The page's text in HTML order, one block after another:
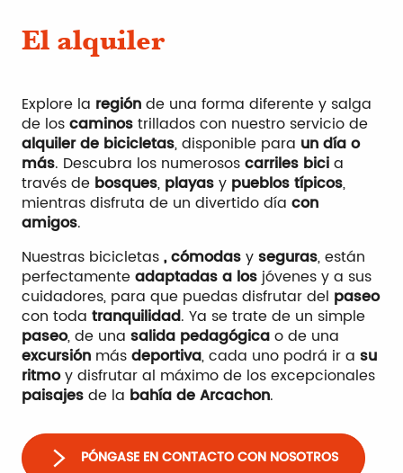
El alquiler
Explore la regiónde una forma diferente y salga
de loscaminostrillados con nuestro servicio de
alquiler de bicicletas, disponible para un día o
más. Descubra los numerososcarriles bicia
través de bosques, playasy pueblos típicos,
mientras disfruta de un divertido día con
amigos.
Nuestras bicicletas, cómodasyseguras, están
perfectamenteadaptadas a los jóvenes y a sus
cuidadores, para que puedas disfrutar del paseo
con toda tranquilidad. Ya se trate de un simple
paseo, de una salida pedagógicao de una
excursión másdeportiva, cada uno podrá ir a su
ritmoy disfrutar al máximo de los excepcionales
paisajesde la bahía de Arcachon.
PÓNGASE EN CONTACTO CON NOSOTROS